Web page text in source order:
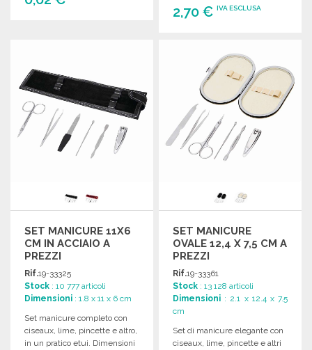
2,70 € IVA ESCLUSA
Richiedi un preventivo
SET MANICURE 11X6
CM IN ACCIAIO A
PREZZI
ALL'INGROSSO
Rif.19-33325
Stock : 10 777 articoli
Dimensioni : 1.8 x 11 x 6 cm
Set manicure completo con
ciseaux, lime, pincette e altro,
in un pratico etui. Dimensioni
SET MANICURE
OVALE 12,4 X 7,5 CM A
PREZZI
ALL'INGROSSO
Rif.19-33361
Stock : 13 128 articoli
Dimensioni : 2.1 x 12.4 x 7.5
cm
Set di manicure elegante con
ciseaux, lime, pincette e altri